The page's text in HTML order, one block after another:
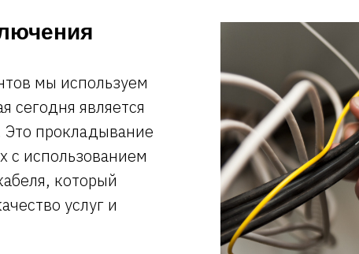
мы используем
сегодня является
прокладывание
с использованием
который
услуг и